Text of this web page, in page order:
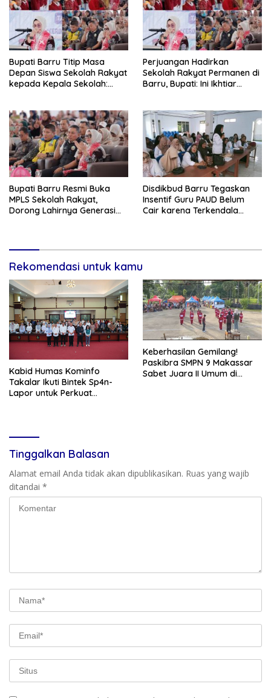
Bupati Barru Titip Masa
Depan Siswa Sekolah Rakyat
kepada Kepala Sekolah:
Perjuangan Hadirkan
Sekolah Rakyat Permanen di
Barru, Bupati: Ini Ikhtiar
Bupati Barru Resmi Buka
MPLS Sekolah Rakyat,
Dorong Lahirnya Generasi
Disdikbud Barru Tegaskan
Insentif Guru PAUD Belum
Cair karena Terkendala
Rekomendasi untuk kamu
Kabid Humas Kominfo
Takalar Ikuti Bintek Sp4n-
Lapor untuk Perkuat
Keberhasilan Gemilang!
Paskibra SMPN 9 Makassar
Sabet Juara II Umum di
Tinggalkan Balasan
Alamat email Anda tidak akan dipublikasikan. Ruas yang wajib
ditandai *